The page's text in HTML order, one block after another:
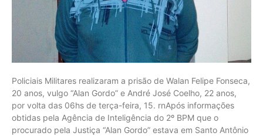
Policiais Militares realizaram a prisão de Walan Felipe Fonseca,
20 anos, vulgo “Alan Gordo” e André José Coelho, 22 anos,
por volta das 06hs de terça-feira, 15. rnApós informações
obtidas pela Agência de Inteligência do 2º BPM que o
procurado pela Justiça “Alan Gordo” estava em Santo Antônio